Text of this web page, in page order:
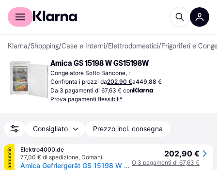
Per il tuo shopping
Klarna/Shopping/Case e Interni/Elettrodomestici/Frigoriferi e
Amica GS 15198 W GS15198W
Congelatore Sotto Bancone, :
Confronta i prezzi da202,90 €a449,88 €
Da 3 pagamenti di 67,63 € con
Prova pagamenti flessibili*
Consigliato Prezzo incl. consegna
annuncio
Elektro4000.de
77,00 € di spedizione, Domani
Amica Gefriergerät GS 15198 W GS15198W
202,90 €
O 3 pagamenti di 67,63 €